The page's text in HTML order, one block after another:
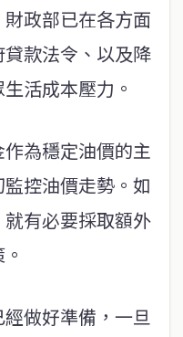
政部已在各方面
款法令、以及降
活成本壓力。
為穩定油價的主
控油價走勢。如
有必要採取額外
做好準備，一旦